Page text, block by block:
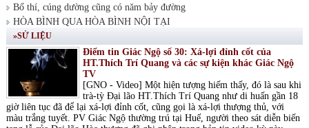
Bố thí, cúng dường cũng có năm bảy đường
HÒA BÌNH QUA HÒA BÌNH NỘI TẠI
»SỬ LIỆU
Điểm tin Giác Ngộ số 30: Xá-lợi đỉnh cốt của
HT.Thích Trí Quang và các sự kiện khác Giác Ngộ
TV
[GNO - Video] Một hiện tượng hiếm thấy, đó là sau khi
trà-tỳ Đại lão HT.Thích Trí Quang như di huấn gần 18
giờ liên tục đã để lại xá-lợi đỉnh cốt, cũng gọi là xá-lợi thượng thủ, với
màu trắng tuyết. PV Giác Ngộ thường trú tại Huế, người theo sát diễn biến